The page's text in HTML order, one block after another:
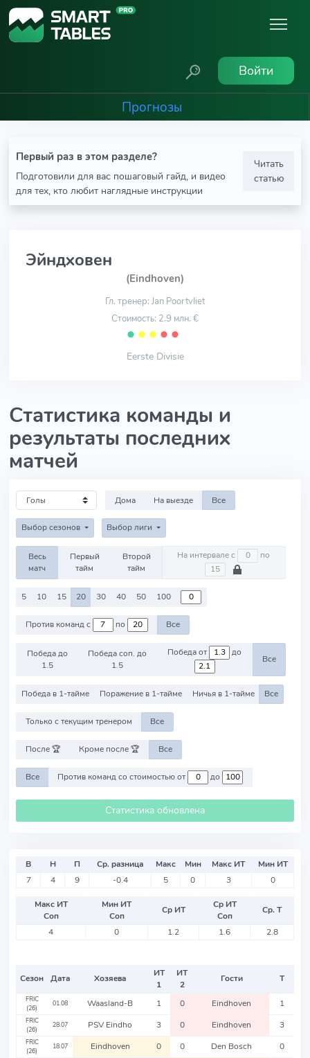
Войти
Прогнозы
Первый раз в этом разделе?
Подготовили для вас пошаговый гайд, и видео
для тех, кто любит наглядные инструкции
Читать
статью
Эйндховен
(Eindhoven)
Гл. тренер: Jan Poortvliet
Стоимость: 2.9 млн. €
⬤ ⬤ ⬤ ⬤ ⬤
Eerste Divisie
Статистика команды и
результаты последних
матчей
Дома На выезде Все
Выбор сезонов Выбор лиги
Весь
матч
Первый
тайм
Второй
тайм
На интервале с по
5 10 15 20 30 40 50 100
Против команд с по Все
Победа до
1.5
Победа соп. до
1.5
Победа от до
Все
Победа в 1-тайме Поражение в 1-тайме Ничья в 1-тайме Все
Только с текущим тренером Все
После 🏆 Кроме после 🏆 Все
Все Против команд со стоимостью от до
Статистика обновлена
В Н П Ср. разница Макс Мин Макс ИТ
Мин ИТ
7
4 9 -0.4 5 0 3 0
Макс ИТ
Соп
Мин ИТ
Соп
Ср ИТ
Ср ИТ
Соп
Ср. Т
4
0 1.2 1.6 2.8
Сезон Дата Хозяева
ИТ
1
ИТ
2
Гости Т
FRIC
(26)
01.08 Waasland-B 1 0 Eindhoven 1
FRIC
(26)
28.07 PSV Eindho 3 0 Eindhoven 3
FRIC
(26)
18.07 Eindhoven 0 0 Den Bosch 0